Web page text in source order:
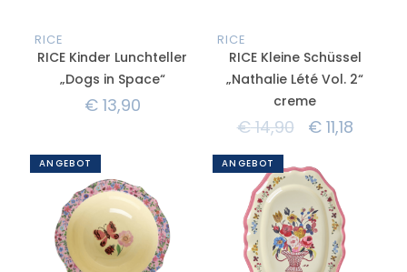
RICE
RICE Kinder Lunchteller
„Dogs in Space“
€13,90
RICE
RICE Kleine Schüssel
„Nathalie Lété Vol. 2“
creme
€14,90 €11,18
ANGEBOT ANGEBOT